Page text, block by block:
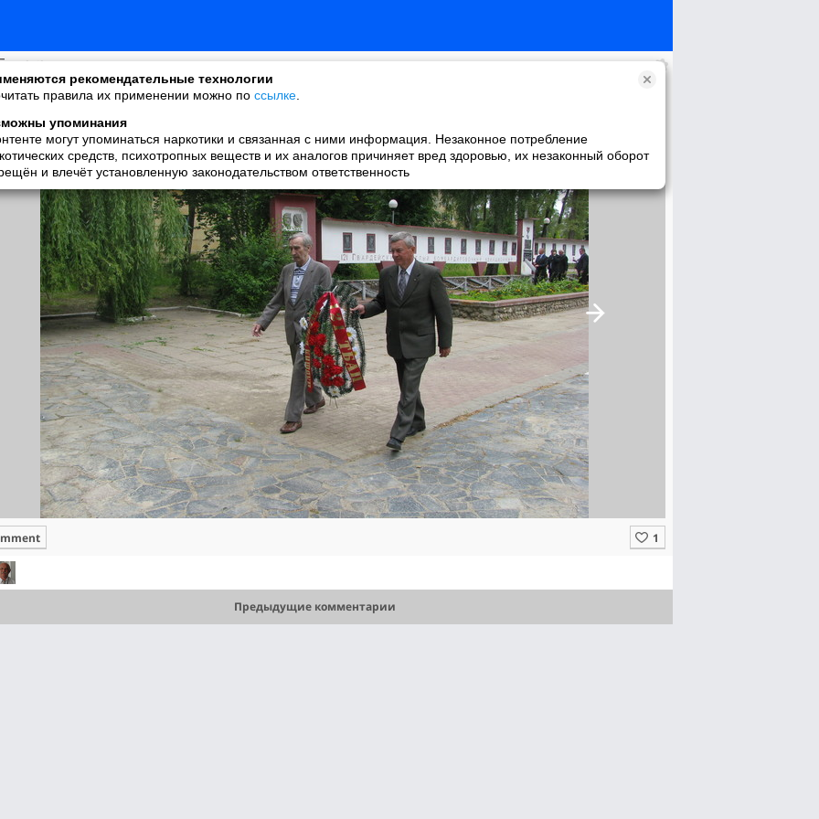
рекомендательные технологии
правила их применении можно по ссылке
упоминания
могут упоминаться наркотики и связанная с ними информация. Незаконное потребление
средств, психотропных веществ и их аналогов причиняет вред здоровью, их незаконный оборот
и влечёт установленную законодательством ответственность
Dalnik
added a photo
29 Jun в 00:17
Предыдущие комментарии